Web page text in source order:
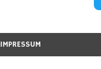
IMPRESSUM